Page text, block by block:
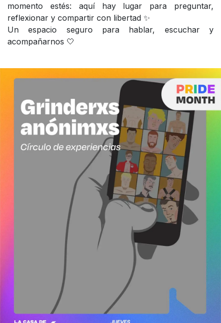
momento estés: aquí hay lugar para preguntar,
reflexionar y compartir con libertad ✨
Un espacio seguro para hablar, escuchar y
acompañarnos 🤍